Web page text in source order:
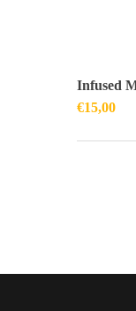
Infused
€15,00